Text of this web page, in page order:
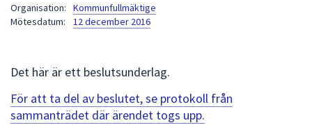
att
navigera
mellan
Organisation:
Kommunfullmäktige
Mötesdatum:
12 december 2016
Det här är ett beslutsunderlag.
För att ta del av beslutet, se protokoll från
sammanträdet där ärendet togs upp.